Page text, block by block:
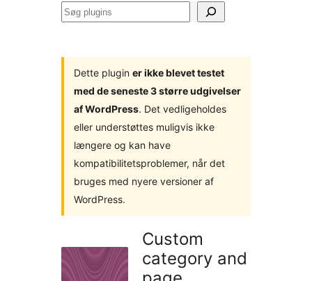
Søg
Dette plugin er ikke blevet testet
med de seneste 3 større udgivelser
af WordPress. Det vedligeholdes
eller understøttes muligvis ikke
længere og kan have
kompatibilitetsproblemer, når det
bruges med nyere versioner af
WordPress.
Custom
category and